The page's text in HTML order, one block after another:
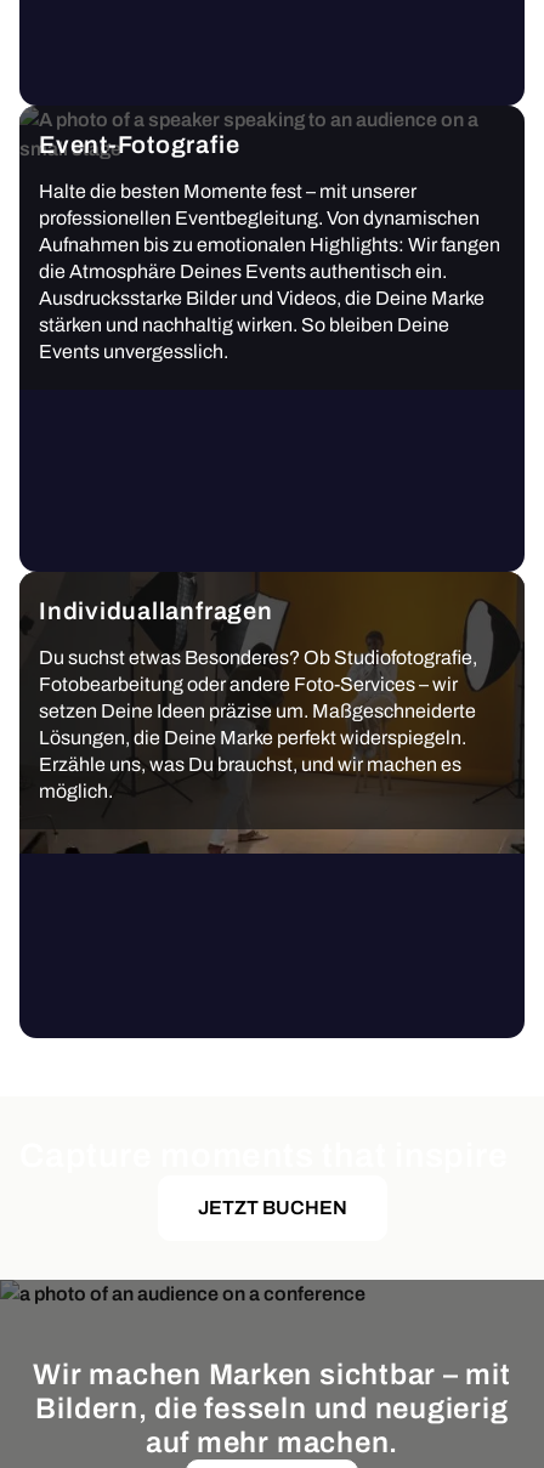
Event-Fotografie
Halte die besten Momente fest – mit unserer
professionellen Eventbegleitung. Von dynamischen
Aufnahmen bis zu emotionalen Highlights: Wir fangen
die Atmosphäre Deines Events authentisch ein.
Ausdrucksstarke Bilder und Videos, die Deine Marke
stärken und nachhaltig wirken. So bleiben Deine
Events unvergesslich.
Individuallanfragen
Du suchst etwas Besonderes? Ob Studiofotografie,
Fotobearbeitung oder andere Foto-Services – wir
setzen Deine Ideen präzise um. Maßgeschneiderte
Lösungen, die Deine Marke perfekt widerspiegeln.
Erzähle uns, was Du brauchst, und wir machen es
möglich.
JETZT BUCHEN
Wir machen Marken sichtbar – mit
Bildern, die fesseln und neugierig
auf mehr machen.